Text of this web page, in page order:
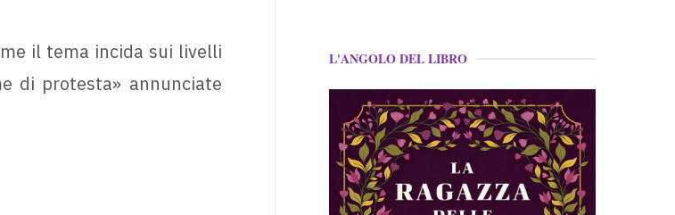
il tema incida sui livelli
di protesta» annunciate
L'ANGOLO DEL LIBRO